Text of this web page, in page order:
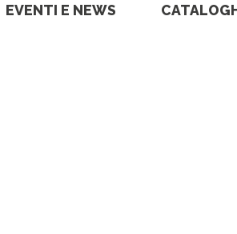
EVENTI E NEWS